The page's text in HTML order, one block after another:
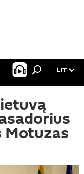
LIT
Motuzas